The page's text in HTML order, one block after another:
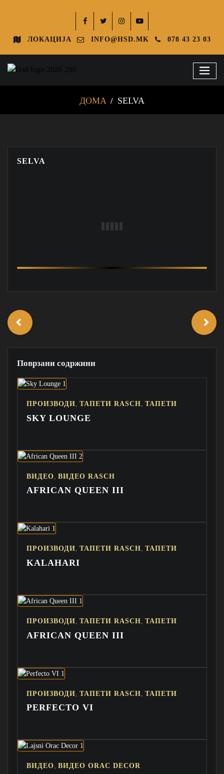
ЛОКАЦИЈА INFO@HSD.MK 078 43 23 03
ДОМА SELVA
SELVA
Поврзани содржини
ПРОИЗВОДИ ТАПЕТИ RASCH ТАПЕТИ
SKY LOUNGE
ВИДЕО ВИДЕО RASCH
AFRICAN QUEEN III
ПРОИЗВОДИ ТАПЕТИ RASCH ТАПЕТИ
KALAHARI
ПРОИЗВОДИ ТАПЕТИ RASCH ТАПЕТИ
AFRICAN QUEEN III
ПРОИЗВОДИ ТАПЕТИ RASCH ТАПЕТИ
PERFECTO VI
ВИДЕО ВИДЕО ORAC DECOR